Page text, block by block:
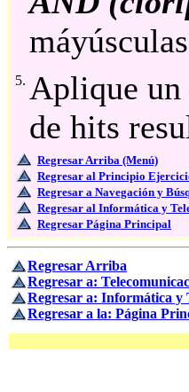
5. Aplique
de hits
Regresar Arriba (Menú)
Regresar al Principio
Regresar a Navegación y
Regresar al Informática y
Regresar Página Principal
Regresar Arriba
Regresar a:
Regresar a: Informática y
Regresar a la: Página